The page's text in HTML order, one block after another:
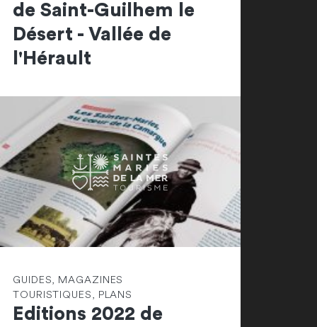
de Saint-Guilhem le
Désert - Vallée de
l'Hérault
GUIDES, MAGAZINES
TOURISTIQUES, PLANS
Editions 2022 de